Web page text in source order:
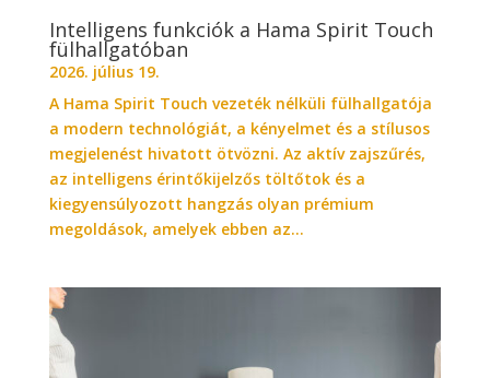
Intelligens funkciók a Hama Spirit Touch
fülhallgatóban
2026. július 19.
A Hama Spirit Touch vezeték nélküli fülhallgatója
a modern technológiát, a kényelmet és a stílusos
megjelenést hivatott ötvözni. Az aktív zajszűrés,
az intelligens érintőkijelzős töltőtok és a
kiegyensúlyozott hangzás olyan prémium
megoldások, amelyek ebben az...